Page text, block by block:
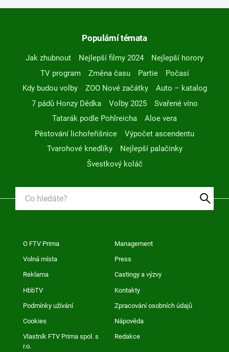
Populární témata
Jak zhubnout Nejlepší filmy 2024
Nejlepší horory
TV program
Změna času Partie
Počasí
Kdy budou volby
ZOO Nové začátky
Auto – katalog
7 pádů Honzy Dědka
Volby 2025
Svařené víno
Tatarák podle Pohlreicha
Aloe vera
Pěstování lichořeřišnice
Výpočet ascendentu
Tvarohové knedlíky
Nejlepší palačinky
Švestkový koláč
O FTV Prima Management
Volná místa Press
Reklama Castingy a výzvy
HbbTV Kontakty
Podmínky užívání Zpracování osobních údajů
Cookies Nápověda
Vlastník FTV Prima spol. s
r.o.
Redakce